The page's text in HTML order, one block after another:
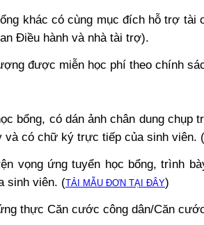
khác có cùng mục đích hỗ trợ
Điều hành và nhà tài trợ).
được miễn học phí theo chính
bổng, có dán ảnh chân dung chụp
và có chữ ký trực tiếp của sinh viên. (
vọng ứng tuyển học bổng, trình
sinh viên. (TẢI MẪU ĐƠN TẠI ĐÂY)
thực Căn cước công dân/Căn